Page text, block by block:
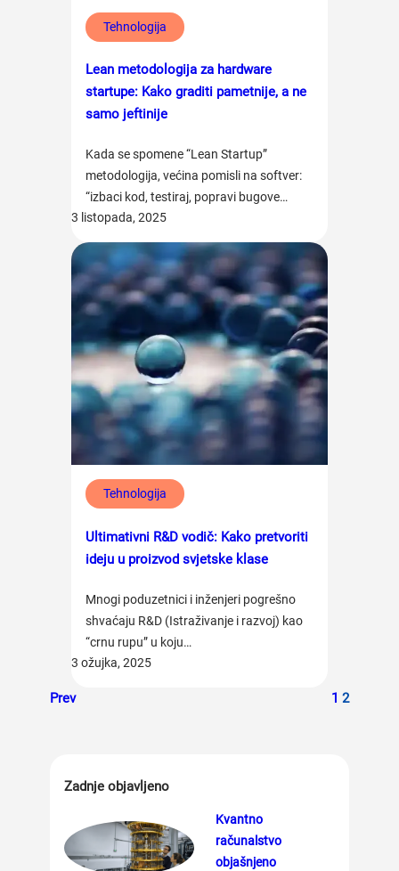
Tehnologija
Lean metodologija za hardware
startupe: Kako graditi pametnije, a ne
samo jeftinije
Kada se spomene “Lean Startup”
metodologija, većina pomisli na softver:
“izbaci kod, testiraj, popravi bugove…
3 listopada, 2025
Tehnologija
Ultimativni R&D vodič: Kako pretvoriti
ideju u proizvod svjetske klase
Mnogi poduzetnici i inženjeri pogrešno
shvaćaju R&D (Istraživanje i razvoj) kao
“crnu rupu” u koju…
3 ožujka, 2025
Prev 1 2
Zadnje objavljeno
Kvantno
računalstvo
objašnjeno